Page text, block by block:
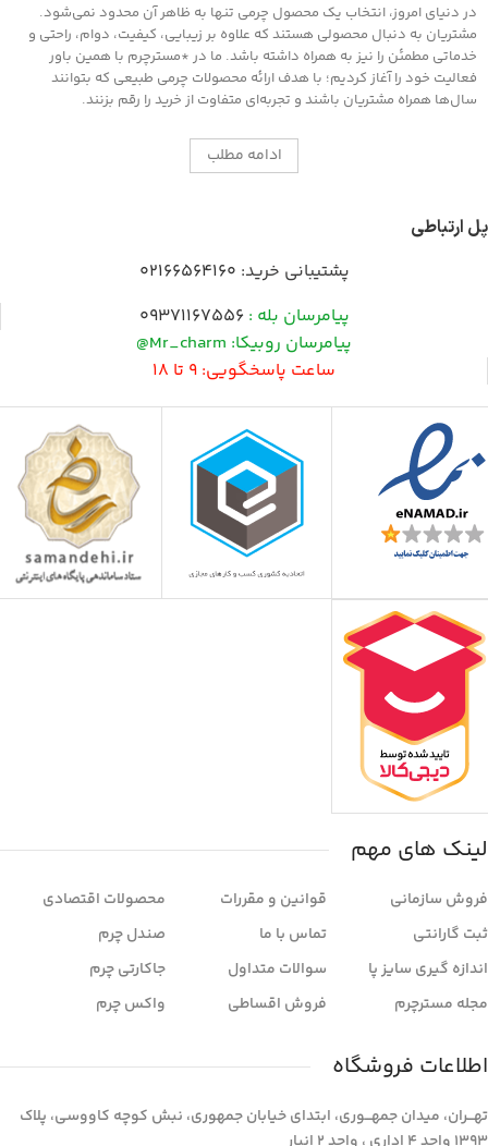
در دنیای امروز، انتخاب یک محصول چرمی تنها به ظاهر آن محدود نمی‌شود.
مشتریان به دنبال محصولی هستند که علاوه بر زیبایی، کیفیت، دوام، راحتی و
خدماتی مطمئن را نیز به همراه داشته باشد. ما در *مسترچرم با همین باور
فعالیت خود را آغاز کردیم؛ با هدف ارائه محصولات چرمی طبیعی که بتوانند
سال‌ها همراه مشتریان باشند و تجربه‌ای متفاوت از خرید را رقم بزنند.
ادامه مطلب
پل ارتباطی
پشتیبانی خرید: 02166564160
پیامرسان بله : 09371167556
پیامرسان روبیکا: Mr_charm@
ساعت پاسخگویی: 9 تا 18
لینک های مهم
فروش سازمانی
ثبت گارانتی
اندازه گیری سایز پا
مجله مسترچرم
قوانین و مقررات
تماس با ما
سوالات متداول
فروش اقساطی
محصولات اقتصادی
صندل چرم
جاکارتی چرم
واکس چرم
اطلاعات فروشگاه
تهـــران، میدان جمهـــوری، ابتدای خیابان جمهوری، نبش کوچه کاووسی، پلاک